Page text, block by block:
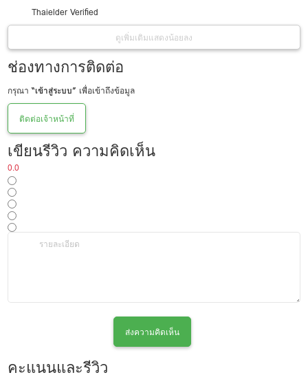
Thaielder Verified
ดูเพิ่มเติมแสดงน้อยลง
ช่องทางการติดต่อ
กรุณา“เข้าสู่ระบบ” เพื่อเข้าถึงข้อมูล
ติดต่อเจ้าหน้าที่
เขียนรีวิว ความคิดเห็น
0.0
ส่งความคิดเห็น
คะแนนและรีวิว